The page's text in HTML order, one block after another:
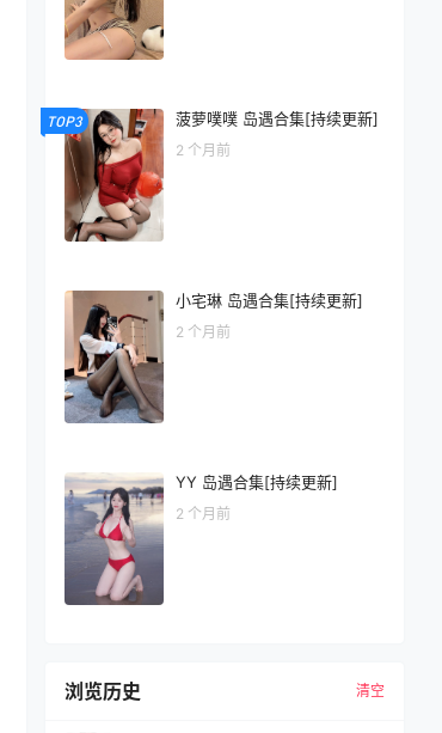
TOP3 菠萝噗噗 岛遇合集[持续更新]
2 个月前
小宅琳 岛遇合集[持续更新]
2 个月前
YY 岛遇合集[持续更新]
2 个月前
浏览历史 清空